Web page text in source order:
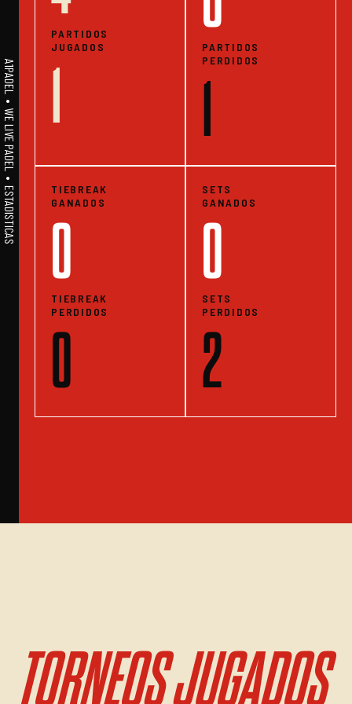
A1PADEL • WE LIVE PADEL • ESTADISTICAS
PARTIDOS
JUGADOS
1
PARTIDOS
PERDIDOS
1
TIEBREAK
GANADOS
0
TIEBREAK
PERDIDOS
0
SETS
GANADOS
0
SETS
PERDIDOS
2
TORNEOS JUGADOS